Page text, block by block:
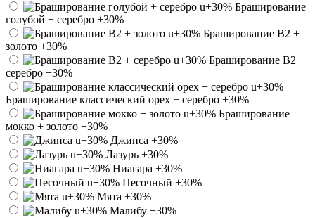
Браширование
голубой + серебро +30%
Браширование В2 +
золото +30%
Браширование В2 +
серебро +30%
Браширование классический орех + серебро +30%
Браширование
мокко + золото +30%
Джинса +30%
Лазурь +30%
Ниагара +30%
Песочный +30%
Мята +30%
Малибу +30%